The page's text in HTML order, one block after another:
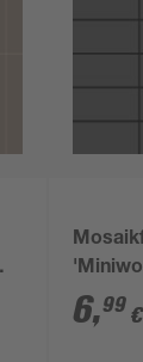
glossy
0,6 cm
6,99 €